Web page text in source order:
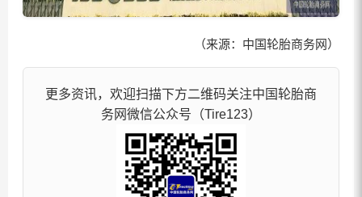
（来源：中国轮胎商务网）
更多资讯，欢迎扫描下方二维码关注中国轮胎商
务网微信公众号（Tire123）